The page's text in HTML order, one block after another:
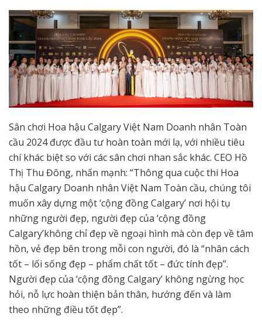
Sân chơi Hoa hậu Calgary Việt Nam Doanh nhân Toàn
cầu 2024 được đầu tư hoàn toàn mới lạ, với nhiều tiêu
chí khác biệt so với các sân chơi nhan sắc khác. CEO Hồ
Thị Thu Đông, nhấn mạnh: “Thông qua cuộc thi Hoa
hậu Calgary Doanh nhân Việt Nam Toàn cầu, chúng tôi
muốn xây dựng một ‘cộng đồng Calgary’ nơi hội tụ
những người đẹp, người đẹp của ‘cộng đồng
Calgary’không chỉ đẹp về ngoại hình mà còn đẹp về tâm
hồn, vẻ đẹp bên trong mỗi con người, đó là “nhân cách
tốt – lối sống đẹp – phẩm chất tốt – đức tính đẹp”.
Người đẹp của ‘cộng đồng Calgary’ không ngừng học
hỏi, nỗ lực hoàn thiện bản thân, hướng đến và làm
theo những điều tốt đẹp”.